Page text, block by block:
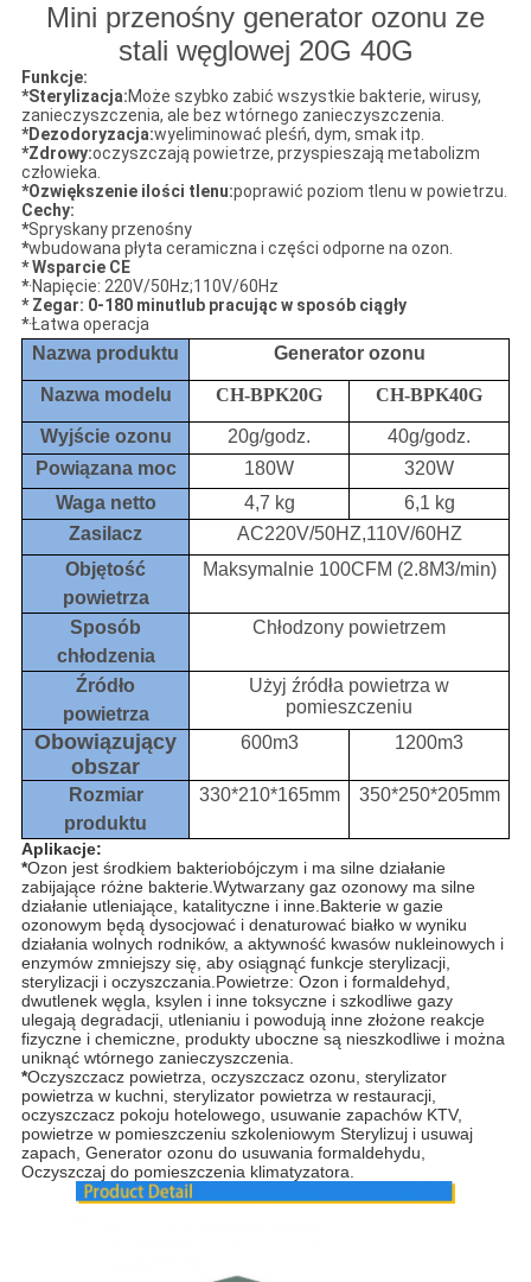
Mini przenośny generator ozonu ze
stali węglowej 20G 40G
Funkcje:
*Sterylizacja:Może szybko zabić wszystkie bakterie, wirusy,
zanieczyszczenia, ale bez wtórnego zanieczyszczenia.
*Dezodoryzacja:wyeliminować pleśń, dym, smak itp.
*Zdrowy:oczyszczają powietrze, przyspieszają metabolizm
człowieka.
*Ozwiększenie ilości tlenu:poprawić poziom tlenu w powietrzu.
Cechy:
*Spryskany przenośny
*wbudowana płyta ceramiczna i części odporne na ozon.
*Wsparcie CE
*·Napięcie: 220V/50Hz;110V/60Hz
* Zegar: 0-180 minut lub pracując w sposób ciągły
*·Łatwa operacja
Nazwa produktu Generator ozonu
Nazwa modelu CH-BPK20G CH-BPK40G
Wyjście ozonu 20g/godz.
40g/godz.
Powiązana moc
180W
320W
Waga netto
4,7 kg
6,1 kg
Zasilacz
AC220V/50HZ,110V/60HZ
Objętość
powietrza
Maksymalnie 100CFM (2.8M3/min)
Sposób
chłodzenia
Chłodzony powietrzem
Źródło
powietrza
Użyj źródła powietrza w
pomieszczeniu
Obowiązujący
obszar
600m3 1200m3
Rozmiar
produktu
330*210*165mm 350*250*205mm
Aplikacje:
*Ozon jest środkiem bakteriobójczym i ma silne działanie
zabijające różne bakterie.Wytwarzany gaz ozonowy ma silne
działanie utleniające, katalityczne i inne.Bakterie w gazie
ozonowym będą dysocjować i denaturować białko w wyniku
działania wolnych rodników, a aktywność kwasów nukleinowych i
enzymów zmniejszy się, aby osiągnąć funkcje sterylizacji,
sterylizacji i oczyszczania.Powietrze: Ozon i formaldehyd,
dwutlenek węgla, ksylen i inne toksyczne i szkodliwe gazy
ulegają degradacji, utlenianiu i powodują inne złożone reakcje
fizyczne i chemiczne, produkty uboczne są nieszkodliwe i można
uniknąć wtórnego zanieczyszczenia.
*Oczyszczacz powietrza, oczyszczacz ozonu, sterylizator
powietrza w kuchni, sterylizator powietrza w restauracji,
oczyszczacz pokoju hotelowego, usuwanie zapachów KTV,
powietrze w pomieszczeniu szkoleniowym Sterylizuj i usuwaj
zapach, Generator ozonu do usuwania formaldehydu,
Oczyszczaj do pomieszczenia klimatyzatora.